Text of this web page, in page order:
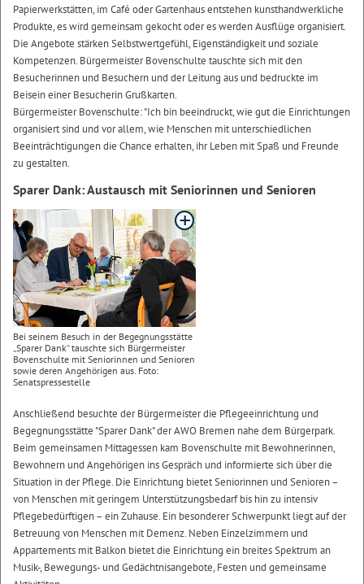
Papierwerkstätten, im Café oder Gartenhaus entstehen kunsthandwerkliche
Produkte, es wird gemeinsam gekocht oder es werden Ausflüge organisiert.
Die Angebote stärken Selbstwertgefühl, Eigenständigkeit und soziale
Kompetenzen. Bürgermeister Bovenschulte tauschte sich mit den
Besucherinnen und Besuchern und der Leitung aus und bedruckte im
Beisein einer Besucherin Grußkarten.
Bürgermeister Bovenschulte: "Ich bin beeindruckt, wie gut die Einrichtungen
organisiert sind und vor allem, wie Menschen mit unterschiedlichen
Beeinträchtigungen die Chance erhalten, ihr Leben mit Spaß und Freunde
zu gestalten.
Sparer Dank: Austausch mit Seniorinnen und Senioren
Bei seinem Besuch in der Begegnungsstätte
„Sparer Dank“ tauschte sich Bürgermeister
Bovenschulte mit Seniorinnen und Senioren
sowie deren Angehörigen aus. Foto:
Senatspressestelle
Anschließend besuchte der Bürgermeister die Pflegeeinrichtung und
Begegnungsstätte "Sparer Dank" der AWO Bremen nahe dem Bürgerpark.
Beim gemeinsamen Mittagessen kam Bovenschulte mit Bewohnerinnen,
Bewohnern und Angehörigen ins Gespräch und informierte sich über die
Situation in der Pflege. Die Einrichtung bietet Seniorinnen und Senioren –
von Menschen mit geringem Unterstützungsbedarf bis hin zu intensiv
Pflegebedürftigen – ein Zuhause. Ein besonderer Schwerpunkt liegt auf der
Betreuung von Menschen mit Demenz. Neben Einzelzimmern und
Appartements mit Balkon bietet die Einrichtung ein breites Spektrum an
Musik-, Bewegungs- und Gedächtnisangebote, Festen und gemeinsame